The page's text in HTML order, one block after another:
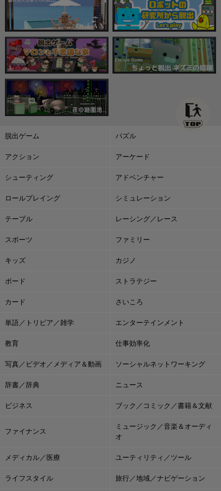
脱出ゲーム パズル
アクション アーケード
シューティング アドベンチャー
ロールプレイング シミュレーション
テーブル レーシング／レース
スポーツ ファミリー
キッズ カジノ
ボード ストラテジー
カード さいころ
単語／トリビア／雑学 エンターテインメント
教育 仕事効率化
写真／ビデオ／メディア＆動画 ソーシャルネットワーキング
辞書／辞典 ニュース
ビジネス ブック／コミック／書籍＆文献
ファイナンス
ミュージック／音楽＆オーディ
オ
メディカル／医療 ユーティリティ／ツール
ライフスタイル 旅行／地域／ナビゲーション